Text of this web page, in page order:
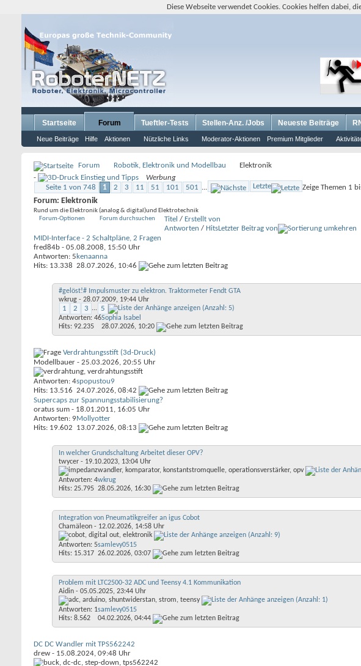
Startseite Forum
Neue Beiträge Hilfe Aktionen Nützliche Links Moderator-Aktionen Premium Mitglieder
Tueftler-Tests Stellen-Anz. /Jobs Neueste Beiträge
Forum Robotik, Elektronik und Modellbau
Elektronik
-
Werbung
Seite 1 von 748
1 2 3 11 51 101 501 ... Letzte Zeige Themen 1
Forum: Elektronik
Rund um die Elektronik (analog & digital)und Elektrotechnik
Forum-Optionen
Forum durchsuchen Titel / Erstellt von
Antworten / HitsLetzter Beitrag von
MIDI-Interface - 2 Schaltpläne, 2 Fragen
fred84b - 05.08.2008, 15:50 Uhr
Antworten: 5
Hits: 13.338
kenaanna
28.07.2026, 10:46
#gelöst!# Impulsmuster zu elektron. Traktormeter Fendt GTA
wkrug - 28.07.2009, 19:44 Uhr
1 2 3 ... 5
Antworten: 46
Hits: 92.235
Sophia Isabel
28.07.2026, 10:20
Verdrahtungsstift (3d-Druck)
Modellbauer - 25.03.2026, 20:55 Uhr
Antworten: 4
Hits: 13.516
spopustou9
24.07.2026, 08:42
Supercaps zur Spannungsstabilisierung?
oratus sum - 18.01.2011, 16:05 Uhr
Antworten: 9
Hits: 19.602
Mollyotter
13.07.2026, 08:13
In welcher Grundschaltung Arbeitet dieser OPV?
twycer - 19.10.2023, 13:04 Uhr
Antworten: 4
Hits: 25.795
wkrug
28.05.2026, 16:30
Integration von Pneumatikgreifer an igus Cobot
Chamäleon - 12.02.2026, 14:58 Uhr
Antworten: 5
Hits: 15.317
samlevy0515
26.02.2026, 03:07
Problem mit LTC2500-32 ADC und Teensy 4.1 Kommunikation
Aidin - 05.05.2025, 23:44 Uhr
Antworten: 1
Hits: 8.562
samlevy0515
04.02.2026, 04:44
DC DC Wandler mit TPS562242
drew - 15.08.2024, 09:48 Uhr
Diese Webseite verwendet Cookies. Cookies helfen dabei,